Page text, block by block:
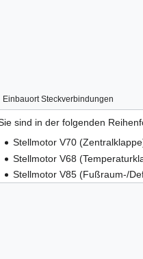
Einbauort Steckverbindungen
sind in der folgenden
Stellmotor V70
Stellmotor V68
Stellmotor V85 (Fußraum-/